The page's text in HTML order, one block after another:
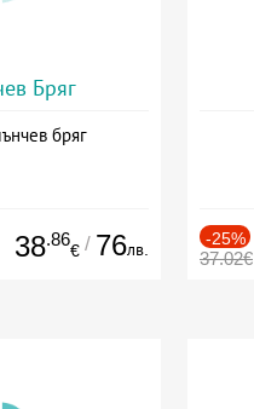
Бряг
бряг
38.86
€ / 76лв.
-25%
37.02€